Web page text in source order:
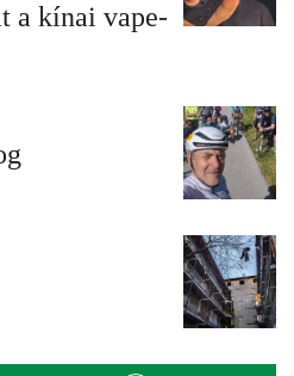
a kínai vape-